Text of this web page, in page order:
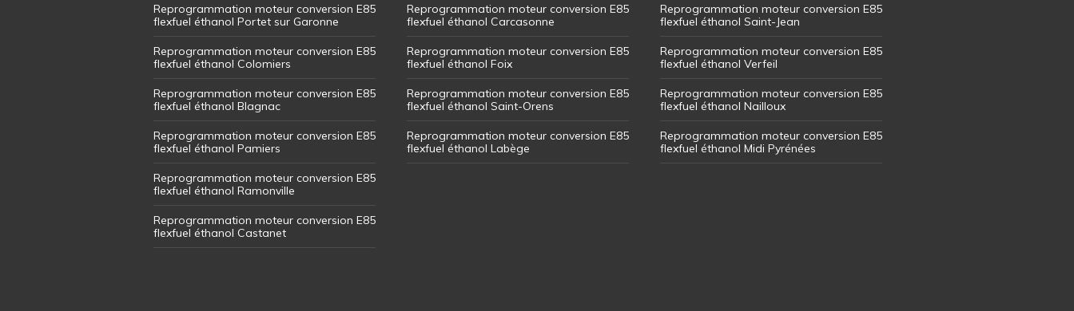
Reprogrammation moteur conversion E85
flexfuel éthanol Portet sur Garonne
Reprogrammation moteur conversion E85
flexfuel éthanol Colomiers
Reprogrammation moteur conversion E85
flexfuel éthanol Blagnac
Reprogrammation moteur conversion E85
flexfuel éthanol Pamiers
Reprogrammation moteur conversion E85
flexfuel éthanol Ramonville
Reprogrammation moteur conversion E85
flexfuel éthanol Castanet
Reprogrammation moteur conversion E85
flexfuel éthanol Carcasonne
Reprogrammation moteur conversion E85
flexfuel éthanol Foix
Reprogrammation moteur conversion E85
flexfuel éthanol Saint-Orens
Reprogrammation moteur conversion E85
flexfuel éthanol Labège
Reprogrammation moteur conversion E85
flexfuel éthanol Saint-Jean
Reprogrammation moteur conversion E85
flexfuel éthanol Verfeil
Reprogrammation moteur conversion E85
flexfuel éthanol Nailloux
Reprogrammation moteur conversion E85
flexfuel éthanol Midi Pyrénées